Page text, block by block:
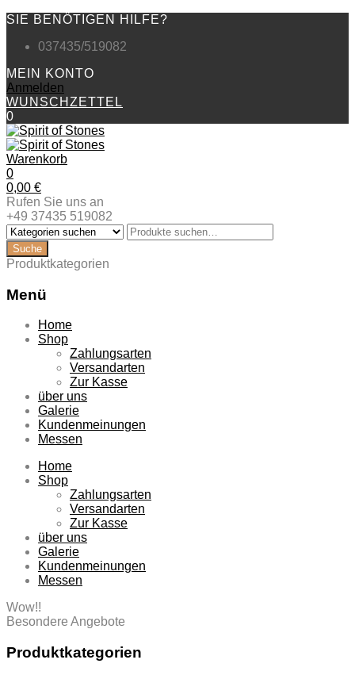
SIE BENÖTIGEN HILFE?
037435/519082
MEIN KONTO
Anmelden
WUNSCHZETTEL
0
Warenkorb
0
0,00 €
Rufen Sie uns an
+49 37435 519082
Produktkategorien
Menü
Zum
Inhalt
Home
Shop
Zahlungsarten
Versandarten
Zur Kasse
über uns
Galerie
Kundenmeinungen
Messen
Home
Shop
Zahlungsarten
Versandarten
Zur Kasse
über uns
Galerie
Kundenmeinungen
Messen
Wow!!
Besondere Angebote
Produktkategorien